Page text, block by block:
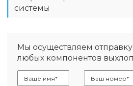
системы
Мы осуществляем
любых компонентов